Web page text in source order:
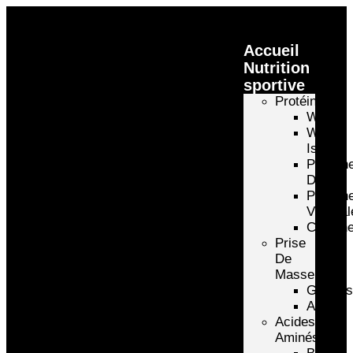
Accueil
Nutrition
sportive
Protéines
Whey
Whey
Isolate
D’oeuf
Prise
De
Masse
Gainers
Autre
Acides
Aminés